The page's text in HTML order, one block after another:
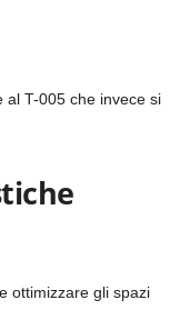
T-005 che invece si
ottimizzare gli spazi